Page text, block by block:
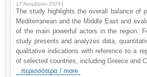
17 Νοεμβρίου 2024
The study highlights the overall balance of
Mediterranean and the Middle East and
of the main powerful actors in the region.
study presents and analyzes data,
qualitative indications with reference to a
of selected countries, including Greece and
περισσότερα / more